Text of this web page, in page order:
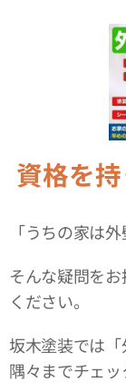
資格を
「うちの家は
そんな疑問を
ください。
坂木塗装では
隅々までチェッ